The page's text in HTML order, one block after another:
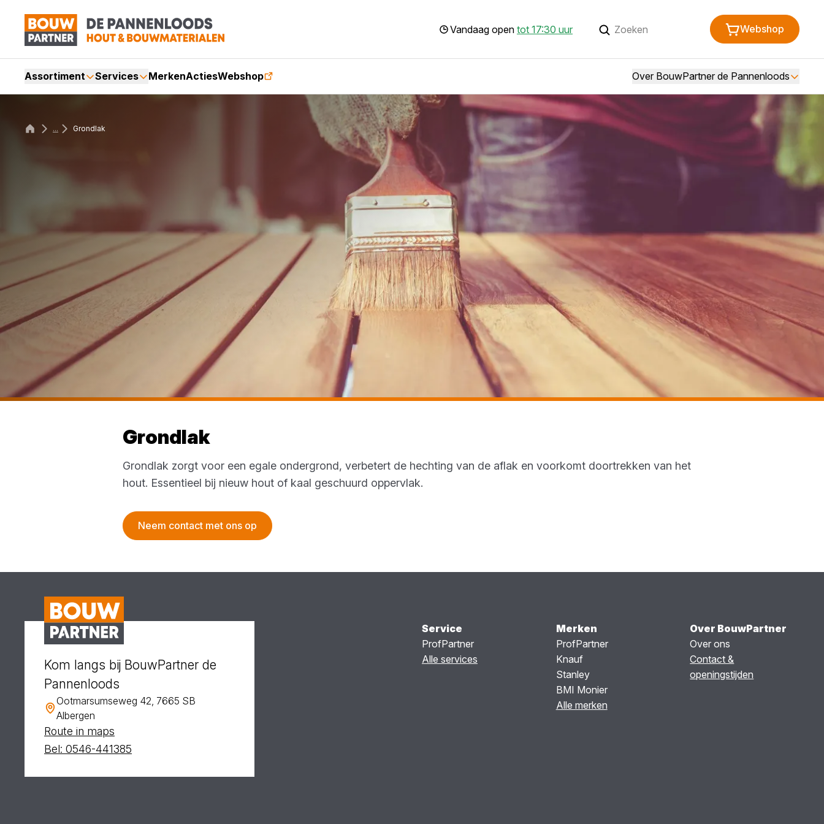
Vandaag open tot 17:30 uur Webshop
Assortiment Services MerkenActiesWebshop Over BouwPartner de Pannenloods
... Grondlak
Grondlak
Grondlak zorgt voor een egale ondergrond, verbetert de hechting van de aflak en voorkomt doortrekken van het
hout. Essentieel bij nieuw hout of kaal geschuurd oppervlak.
Neem contact met ons op
Kom langs bij BouwPartner de
Pannenloods
Ootmarsumseweg 42, 7665 SB
Albergen
Route in maps
Bel: 0546-441385
Service
ProfPartner
Alle services
Merken
ProfPartner
Knauf
Stanley
BMI Monier
Alle merken
Over BouwPartner
Over ons
Contact &
openingstijden